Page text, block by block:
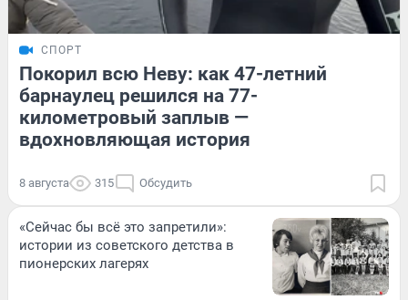
СПОРТ
Покорил всю Неву: как 47-летний
барнаулец решился на 77-
километровый заплыв —
вдохновляющая история
8 августа 315 Обсудить
«Сейчас бы всё это запретили»:
истории из советского детства в
пионерских лагерях